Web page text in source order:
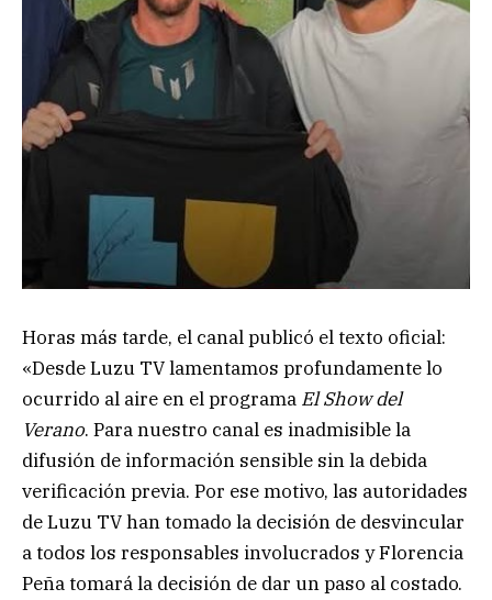
Horas más tarde, el canal publicó el texto oficial:
«Desde Luzu TV lamentamos profundamente lo
ocurrido al aire en el programa El Show del
Verano. Para nuestro canal es inadmisible la
difusión de información sensible sin la debida
verificación previa. Por ese motivo, las autoridades
de Luzu TV han tomado la decisión de desvincular
a todos los responsables involucrados y Florencia
Peña tomará la decisión de dar un paso al costado.